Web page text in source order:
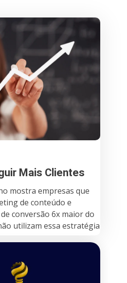
Mais Clientes
mostra empresas que
de conteúdo e
conversão 6x maior do
utilizam essa estratégia